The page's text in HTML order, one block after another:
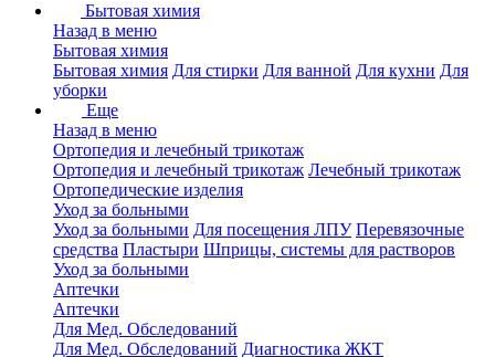
Бытовая химия
Назад в меню
Бытовая химия
Бытовая химия Для стирки Для ванной Для кухни Для
уборки
Еще
Назад в меню
Ортопедия и лечебный трикотаж
Ортопедия и лечебный трикотаж Лечебный трикотаж
Ортопедические изделия
Уход за больными
Уход за больными Для посещения ЛПУ Перевязочные
средства Пластыри Шприцы, системы для растворов
Уход за больными
Аптечки
Аптечки
Для Мед. Обследований
Для Мед. Обследований Диагностика ЖКТ